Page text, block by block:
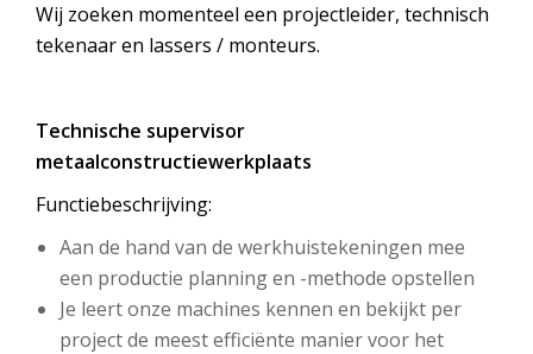
Wij zoeken momenteel een projectleider, technisch
tekenaar en lassers / monteurs.
Technische supervisor
metaalconstructiewerkplaats
Functiebeschrijving:
Aan de hand van de werkhuistekeningen mee
een productie planning en -methode opstellen
Je leert onze machines kennen en bekijkt per
project de meest efficiënte manier voor het